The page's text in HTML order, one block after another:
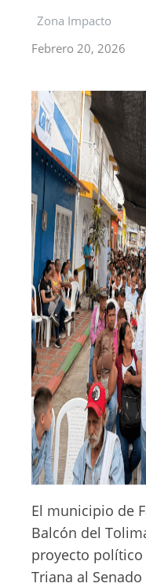
Zona Impacto
Febrero 20, 2026
El municipio de
Balcón del
proyecto político
Triana al Senado